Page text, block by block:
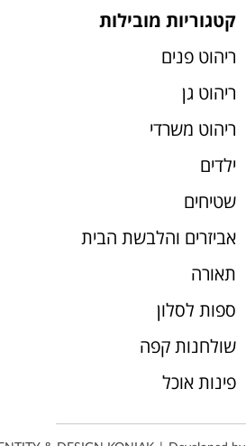
קטגוריות מובילות
ריהוט פנים
ריהוט גן
ריהוט משרדי
ילדים
שטיחים
אביזרים והלבשת הבית
תאורה
ספות לסלון
שולחנות קפה
פינות אוכל